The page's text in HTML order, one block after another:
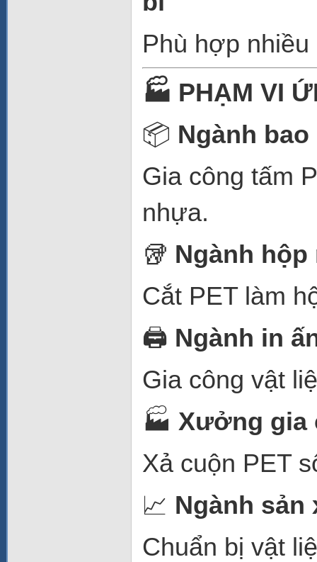
Phù hợp
🏭 PHẠM VI
📦 Ngành
Gia công tấm
nhựa.
🥡 Ngành
Cắt PET làm
🖨️ Ngành in
Gia công vật
🏭 Xưởng gia
Xả cuộn PET
📈 Ngành sản
Chuẩn bị vật